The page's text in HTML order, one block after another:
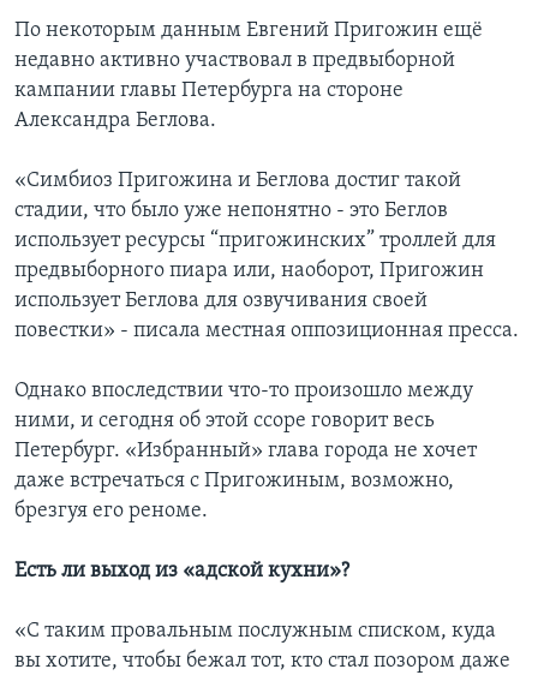
По некоторым данным Евгений Пригожин ещё
недавно активно участвовал в предвыборной
кампании главы Петербурга на стороне
Александра Беглова.
«Симбиоз Пригожина и Беглова достиг такой
стадии, что было уже непонятно - это Беглов
использует ресурсы “пригожинских” троллей для
предвыборного пиара или, наоборот, Пригожин
использует Беглова для озвучивания своей
повестки» - писала местная оппозиционная пресса.
Однако впоследствии что-то произошло между
ними, и сегодня об этой ссоре говорит весь
Петербург. «Избранный» глава города не хочет
даже встречаться с Пригожиным, возможно,
брезгуя его реноме.
Есть ли выход из «адской кухни»?
«С таким провальным послужным списком, куда
вы хотите, чтобы бежал тот, кто стал позором даже